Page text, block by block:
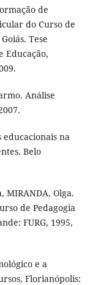
de
do Curso de
Tese
Educação,
Análise
na
Belo
MIRANDA, Olga.
de Pedagogia
FURG, 1995,
e a
Florianópolis: